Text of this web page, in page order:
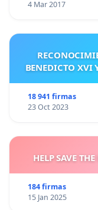
4 Mar 2017
BENEDICTO XVI
18 941 firmas
23 Oct 2023
HELP SAVE
184 firmas
15 Jan 2025